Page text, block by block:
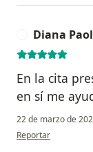
Diana
En la cita
en sí me
22 de marzo de
en opinión del
Reportar